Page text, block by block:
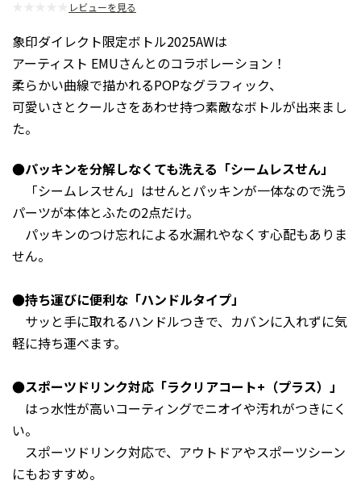
レビューを見る
象印ダイレクト限定ボトル2025AWは
アーティスト EMUさんとのコラボレーション！
柔らかい曲線で描かれるPOPなグラフィック、
可愛いさとクールさをあわせ持つ素敵なボトルが出来まし
た。
●パッキンを分解しなくても洗える「シームレスせん」
「シームレスせん」はせんとパッキンが一体なので洗う
パーツが本体とふたの2点だけ。
パッキンのつけ忘れによる水漏れやなくす心配もありま
せん。
●持ち運びに便利な「ハンドルタイプ」
サッと手に取れるハンドルつきで、カバンに入れずに気
軽に持ち運べます。
●スポーツドリンク対応「ラクリアコート+（プラス）」
はっ水性が高いコーティングでニオイや汚れがつきにく
い。
スポーツドリンク対応で、アウトドアやスポーツシーン
にもおすすめ。